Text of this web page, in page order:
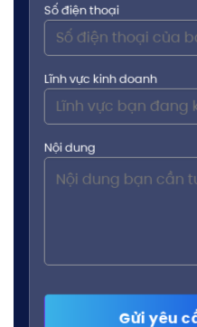
Số điện thoại
Lĩnh vực kinh doanh
Nội dung